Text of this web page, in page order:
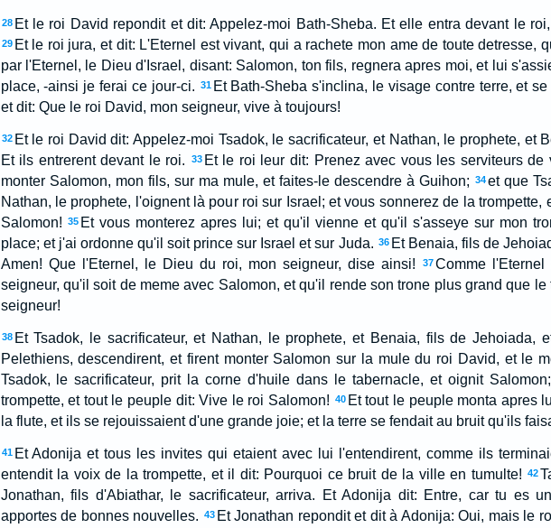
28 Et le roi David repondit et dit: Appelez-moi Bath-Sheba. Et elle entra devant le
29 Et le roi jura, et dit: L'Eternel est vivant, qui a rachete mon ame de toute detresse,
par l'Eternel, le Dieu d'Israel, disant: Salomon, ton fils, regnera apres moi, et lui
place, -ainsi je ferai ce jour-ci. 31 Et Bath-Sheba s'inclina, le visage contre terre, et
et dit: Que le roi David, mon seigneur, vive à toujours!
32 Et le roi David dit: Appelez-moi Tsadok, le sacrificateur, et Nathan, le prophete, et
Et ils entrerent devant le roi.
33 Et le roi leur dit: Prenez avec vous les serviteurs de
monter Salomon, mon fils, sur ma mule, et faites-le descendre à Guihon;
34et que
Nathan, le prophete, l'oignent là pour roi sur Israel; et vous sonnerez de la trompette,
Salomon!
35 Et vous monterez apres lui; et qu'il vienne et qu'il s'asseye sur mon
place; et j'ai ordonne qu'il soit prince sur Israel et sur Juda. 36 Et Benaia, fils de
Amen! Que l'Eternel, le Dieu du roi, mon seigneur, dise ainsi!
37 Comme
seigneur, qu'il soit de meme avec Salomon, et qu'il rende son trone plus grand que
seigneur!
38 Et Tsadok, le sacrificateur, et Nathan, le prophete, et Benaia, fils de Jehoiada,
Pelethiens, descendirent, et firent monter Salomon sur la mule du roi David, et le
Tsadok, le sacrificateur, prit la corne d'huile dans le tabernacle, et oignit
trompette, et tout le peuple dit: Vive le roi Salomon! 40 Et tout le peuple monta apres
la flute, et ils se rejouissaient d'une grande joie; et la terre se fendait au bruit qu'ils
41 Et Adonija et tous les invites qui etaient avec lui l'entendirent, comme ils
entendit la voix de la trompette, et il dit: Pourquoi ce bruit de la ville en tumulte! 42
Jonathan, fils d'Abiathar, le sacrificateur, arriva. Et Adonija dit: Entre, car tu es
apportes de bonnes nouvelles. 43 Et Jonathan repondit et dit à Adonija: Oui, mais le